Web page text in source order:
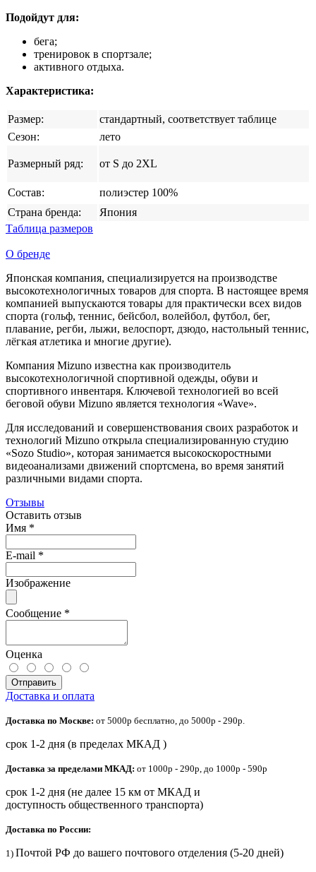
Подойдут для:
бега;
тренировок в спортзале;
активного отдыха.
Характеристика:
Размер:
стандартный, соответствует таблице
Сезон:
лето
Размерный ряд: от S до 2XL
Состав:
полиэстер 100%
Страна бренда:
Япония
Таблица размеров
О бренде
Японская компания, специализируется на производстве
высокотехнологичных товаров для спорта. В настоящее время
компанией выпускаются товары для практически всех видов
спорта (гольф, теннис, бейсбол, волейбол, футбол, бег,
плавание, регби, лыжи, велоспорт, дзюдо, настольный теннис,
лёгкая атлетика и многие другие).
Компания Mizuno известна как производитель
высокотехнологичной спортивной одежды, обуви и
спортивного инвентаря. Ключевой технологией во всей
беговой обуви Mizuno является технология «Wave».
Для исследований и совершенствования своих разработок и
технологий Mizuno открыла специализированную студию
«Sozo Studio», которая занимается высокоскоростными
видеоанализами движений спортсмена, во время занятий
различными видами спорта.
Отзывы
Оставить отзыв
Имя *
E-mail *
Изображение
Сообщение *
Оценка
Отправить
Доставка и оплата
Доставка по Москве: от 5000р бесплатно, до 5000р - 290р.
срок 1-2 дня (в пределах МКАД )
Доставка за пределами МКАД: от 1000р - 290р, до 1000р - 590р
срок 1-2 дня (не далее 15 км от МКАД и
доступность общественного транспорта)
Доставка по России:
1) Почтой РФ до вашего почтового отделения (5-20 дней)